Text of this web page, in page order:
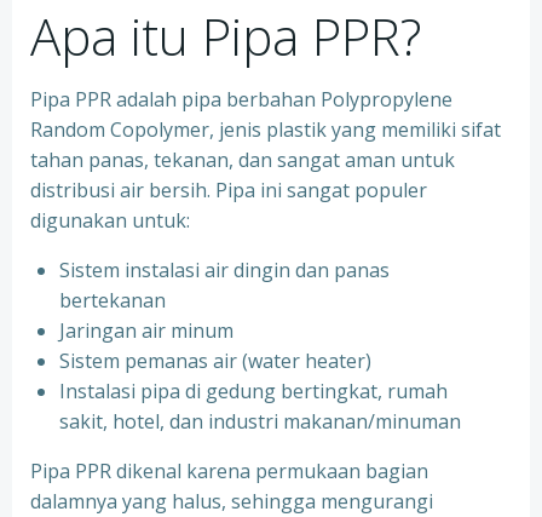
Apa itu Pipa PPR?
Pipa PPR adalah pipa berbahan Polypropylene
Random Copolymer, jenis plastik yang memiliki sifat
tahan panas, tekanan, dan sangat aman untuk
distribusi air bersih. Pipa ini sangat populer
digunakan untuk:
Sistem instalasi air dingin dan panas
bertekanan
⁠Jaringan air minum
⁠Sistem pemanas air (water heater)
⁠Instalasi pipa di gedung bertingkat, rumah
sakit, hotel, dan industri makanan/minuman
Pipa PPR dikenal karena permukaan bagian
dalamnya yang halus, sehingga mengurangi